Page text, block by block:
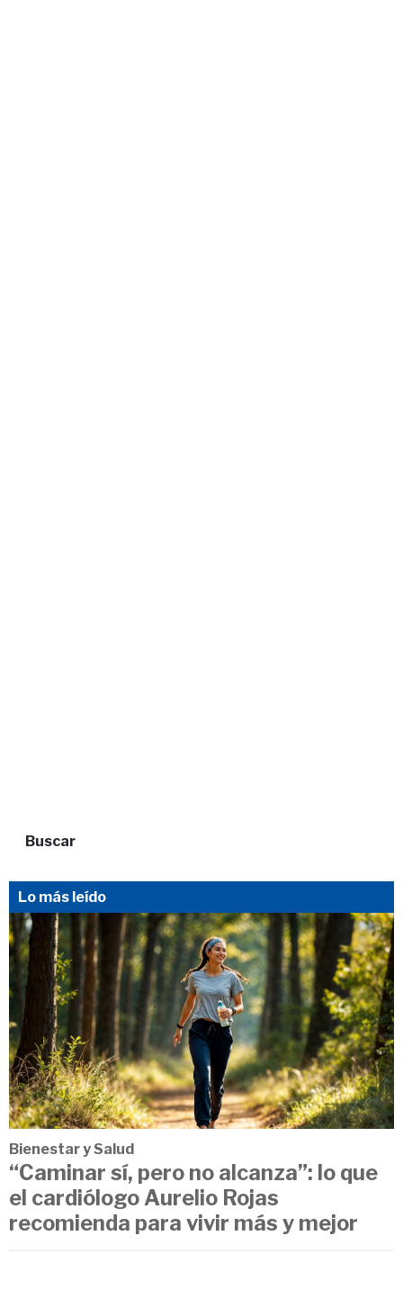
Buscar
Lo más leído
Bienestar y Salud
“Caminar sí, pero no alcanza”: lo que
el cardiólogo Aurelio Rojas
recomienda para vivir más y mejor